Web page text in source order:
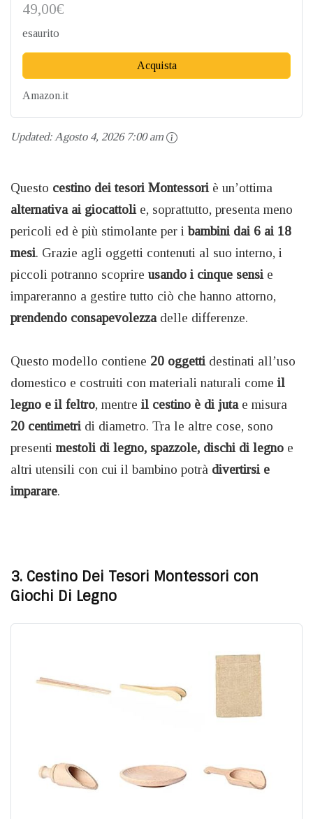
49,00€
esaurito
Acquista
Amazon.it
Updated:Agosto 4, 2026 7:00 am
Questo cestino dei tesori Montessoriè un’ottima
alternativa ai giocattolie, soprattutto, presenta meno
pericoli ed è più stimolante per ibambini dai 6 ai 18
mesi. Grazie agli oggetti contenuti al suo interno, i
piccoli potranno scoprire usando i cinque sensie
impareranno a gestire tutto ciò che hanno attorno,
prendendo consapevolezzadelle differenze.
Questo modello contiene 20 oggettidestinati all’uso
domestico e costruiti con materiali naturali come il
legno e il feltro, mentre il cestino è di jutae misura
20 centimetridi diametro. Tra le altre cose, sono
presenti mestoli di legno, spazzole, dischi di legno e
altri utensili con cui il bambino potrà divertirsi e
imparare.
3. Cestino Dei Tesori Montessori con
Giochi Di Legno